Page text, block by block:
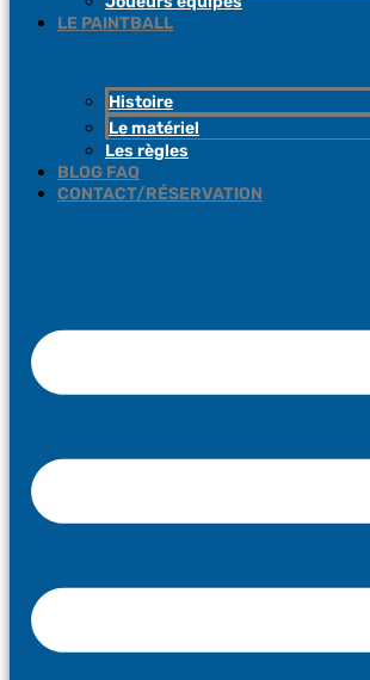
LE PAINTBALL
Histoire
Le matériel
Les règles
BLOG FAQ
CONTACT/RÉSERVATION